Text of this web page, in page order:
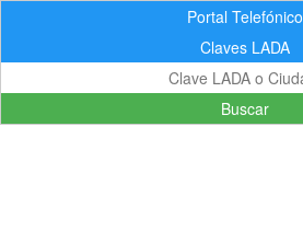
Portal Telefónico
Claves LADA
Buscar